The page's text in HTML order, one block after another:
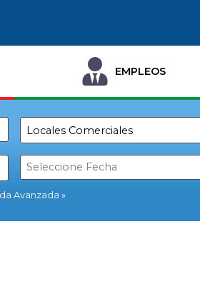
EMPLEOS
Avanzada